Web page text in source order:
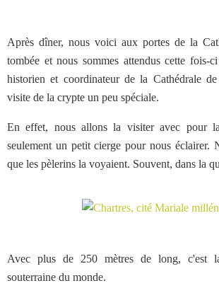
Après dîner, nous voici aux portes de la
tombée et nous sommes attendus cette fois-
historien et coordinateur de la Cathédrale
visite de la crypte un peu spéciale.
En effet, nous allons la visiter avec pour
seulement un petit cierge pour nous éclairer.
que les pèlerins la voyaient. Souvent, dans la
Avec plus de 250 mètres de long, c'est
souterraine du monde.